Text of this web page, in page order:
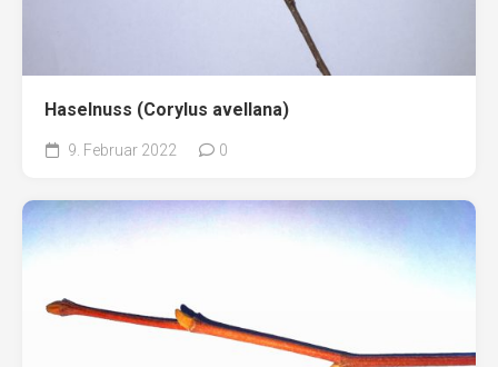
Haselnuss (Corylus avellana)
9. Februar 2022 0